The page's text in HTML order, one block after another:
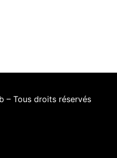
– Tous droits réservés